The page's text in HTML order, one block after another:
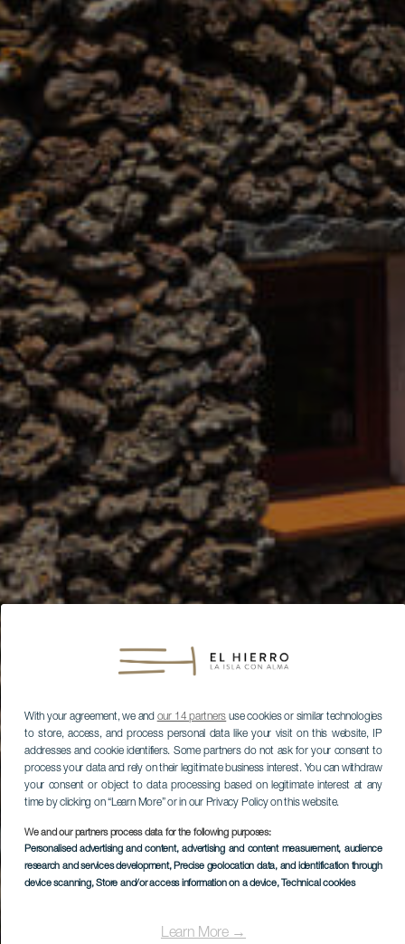
With your agreement, we and our 14 partners use cookies or similar technologies
to store, access, and process personal data like your visit on this website, IP
addresses and cookie identifiers. Some partners do not ask for your consent to
process your data and rely on their legitimate business interest. You can withdraw
your consent or object to data processing based on legitimate interest at any
time by clicking on “Learn More” or in our Privacy Policy on this website.
We and our partners process data for the following purposes:
Personalised advertising and content, advertising and content measurement, audience
research and services development, Precise geolocation data, and identification through
device scanning, Store and/or access information on a device, Technical cookies
Learn More →